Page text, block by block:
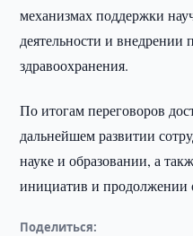
механизмах поддержки
деятельности и
здравоохранения.
По итогам переговоров
дальнейшем развитии
науке и образовании, а
инициатив и продолжении
Поделиться: